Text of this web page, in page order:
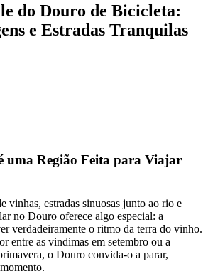
Bicicleta - Caminho da Costa - "fácil"
do Douro de Bicicleta:
e Estradas Tranquilas
uma Região Feita para Viajar
vinhas, estradas sinuosas junto ao rio e
no Douro oferece algo especial: a
verdadeiramente o ritmo da terra do vinho.
entre as vindimas em setembro ou a
o Douro convida-o a parar,